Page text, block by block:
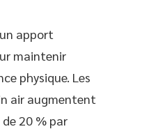
apport
maintenir
physique. Les
air augmentent
20 % par